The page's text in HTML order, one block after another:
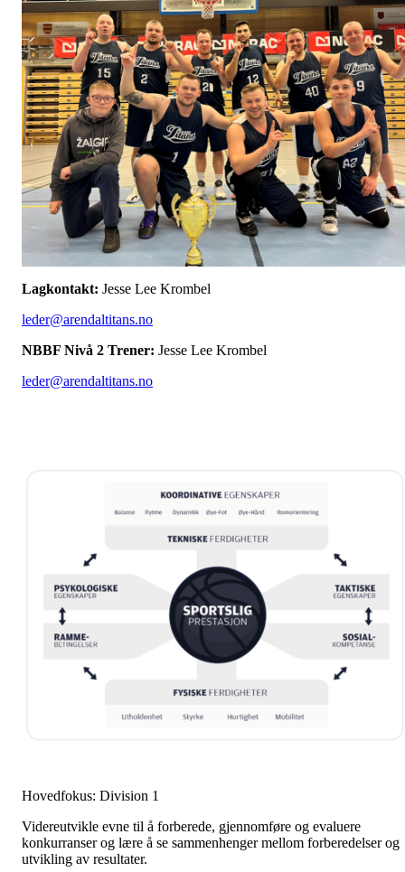
Lagkontakt: Jesse Lee Krombel
leder@arendaltitans.no
NBBF Nivå 2 Trener: Jesse Lee Krombel
leder@arendaltitans.no
Hovedfokus: Division 1
Videreutvikle evne til å forberede, gjennomføre og evaluere
konkurranser og lære å se sammenhenger mellom forberedelser og
utvikling av resultater.